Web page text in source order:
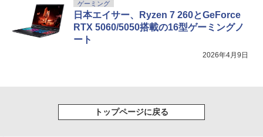
ゲーミング
日本エイサー、Ryzen 7 260とGeForce
RTX 5060/5050搭載の16型ゲーミングノ
ート
2026年4月9日
トップページに戻る